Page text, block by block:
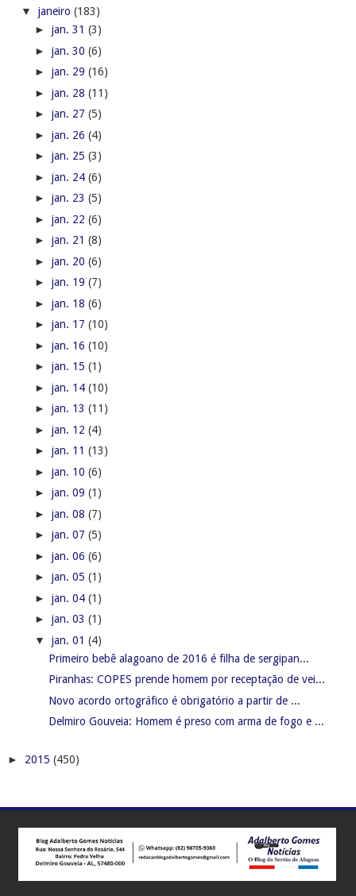
▼ janeiro (183)
► jan. 31 (3)
► jan. 30 (6)
► jan. 29 (16)
► jan. 28 (11)
► jan. 27 (5)
► jan. 26 (4)
► jan. 25 (3)
► jan. 24 (6)
► jan. 23 (5)
► jan. 22 (6)
► jan. 21 (8)
► jan. 20 (6)
► jan. 19 (7)
► jan. 18 (6)
► jan. 17 (10)
► jan. 16 (10)
► jan. 15 (1)
► jan. 14 (10)
► jan. 13 (11)
► jan. 12 (4)
► jan. 11 (13)
► jan. 10 (6)
► jan. 09 (1)
► jan. 08 (7)
► jan. 07 (5)
► jan. 06 (6)
► jan. 05 (1)
► jan. 04 (1)
► jan. 03 (1)
▼ jan. 01 (4)
Primeiro bebê alagoano de 2016 é filha de sergipan...
Piranhas: COPES prende homem por receptação de vei...
Novo acordo ortográfico é obrigatório a partir de ...
Delmiro Gouveia: Homem é preso com arma de fogo e ...
► 2015 (450)